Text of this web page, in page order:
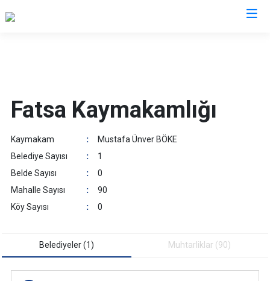
Aybastı
Çatalpınar
Çaybaşı
Fatsa
Gölköy
Gürgentepe
Kabataş
Korgan
Altınordu
Fatsa Kaymakamlığı
Kaymakam :
Mustafa Ünver BÖKE
Belediye Sayısı
:
1
Belde Sayısı
:
0
Mahalle Sayısı
:
90
Köy Sayısı
: 0
Belediyeler (1) Muhtarliklar (90)